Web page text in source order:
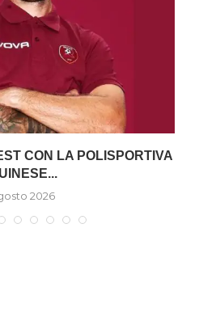
CON LA POLISPORTIVA
2026